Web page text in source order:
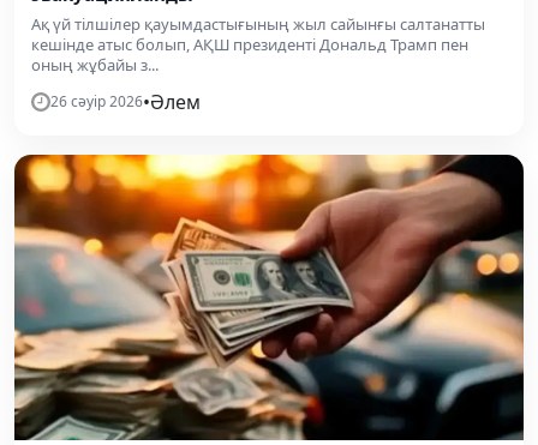
Ақ үй тілшілер қауымдастығының жыл сайынғы салтанатты
кешінде атыс болып, АҚШ президенті Дональд Трамп пен
оның жұбайы з...
26 сәуір 2026•Әлем